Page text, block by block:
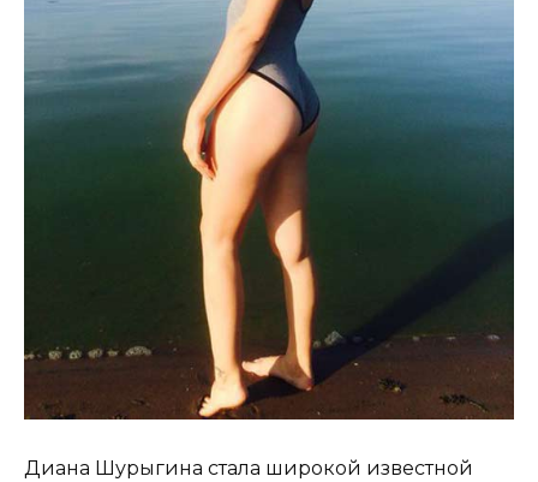
Диана Шурыгина стала широкой известной